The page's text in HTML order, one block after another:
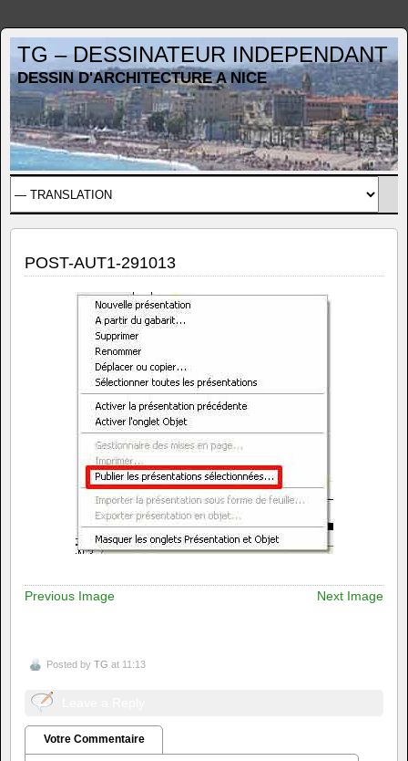
TG – DESSINATEUR INDEPENDANT
DESSIN D'ARCHITECTURE A NICE
POST-AUT1-291013
Previous Image Next Image
Posted by TG at 11:13
Votre Commentaire